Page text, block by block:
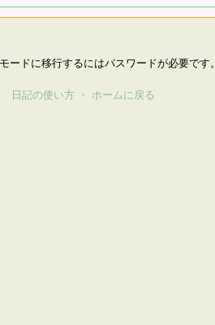
ードに移行するにはパスワードが必要です。
日記の使い方 ・ ホームに戻る